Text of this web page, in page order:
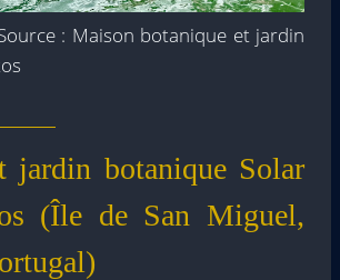
: Maison botanique et jardin
jardin botanique Solar
(Île de San Miguel,